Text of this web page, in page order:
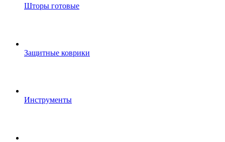
Шторы готовые
Защитные коврики
Инструменты